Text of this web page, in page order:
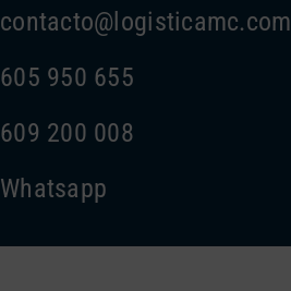
contacto@logisticamc.com
605 950 655
609 200 008
Whatsapp